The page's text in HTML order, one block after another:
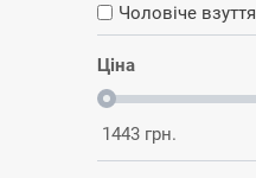
Чоловіче взуття
Ціна
1443 грн.